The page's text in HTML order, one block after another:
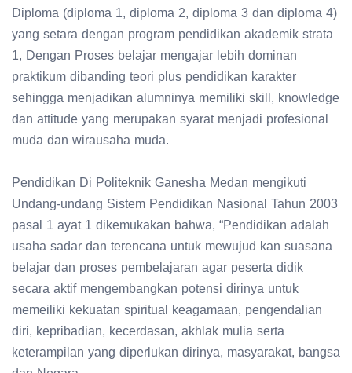
Diploma (diploma 1, diploma 2, diploma 3 dan diploma 4)
yang setara dengan program pendidikan akademik strata
1, Dengan Proses belajar mengajar lebih dominan
praktikum dibanding teori plus pendidikan karakter
sehingga menjadikan alumninya memiliki skill, knowledge
dan attitude yang merupakan syarat menjadi profesional
muda dan wirausaha muda.
Pendidikan Di Politeknik Ganesha Medan mengikuti
Undang-undang Sistem Pendidikan Nasional Tahun 2003
pasal 1 ayat 1 dikemukakan bahwa, “Pendidikan adalah
usaha sadar dan terencana untuk mewujud kan suasana
belajar dan proses pembelajaran agar peserta didik
secara aktif mengembangkan potensi dirinya untuk
memeiliki kekuatan spiritual keagamaan, pengendalian
diri, kepribadian, kecerdasan, akhlak mulia serta
keterampilan yang diperlukan dirinya, masyarakat, bangsa